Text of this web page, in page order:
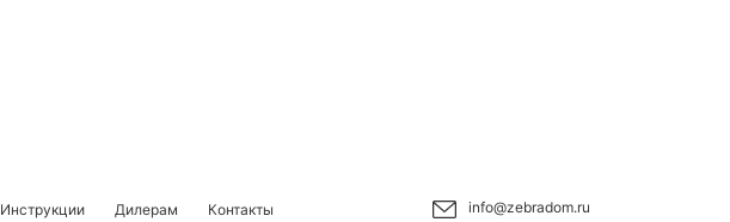
Инструкции Дилерам Контакты info@zebradom.ru